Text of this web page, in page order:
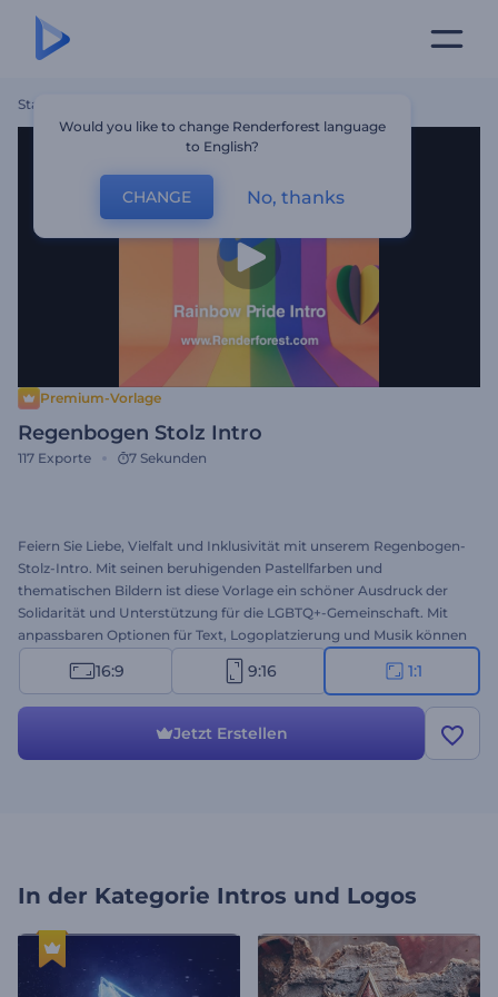
Startseite
Premium-Vorlage
Regenbogen Stolz Intro
117 Exporte 7 Sekunden
Feiern Sie Liebe, Vielfalt und Inklusivität mit unserem Regenbogen-
Stolz-Intro. Mit seinen beruhigenden Pastellfarben und
thematischen Bildern ist diese Vorlage ein schöner Ausdruck der
Solidarität und Unterstützung für die LGBTQ+-Gemeinschaft. Mit
anpassbaren Optionen für Text, Logoplatzierung und Musik können
Sie dieses Intro an Ihre Botschaft und Identität anpassen. Perfekt
für Veranstaltungen im Pride-Monat, LGBTQ+-Initiativen oder jede
Gleichheit verbreiten möchten. Probieren Sie es jetzt aus!
16:9 9:16 1:1
Jetzt Erstellen
In der Kategorie Intros und Logos
Would you like to change Renderforest language
to English?
CHANGE No, thanks